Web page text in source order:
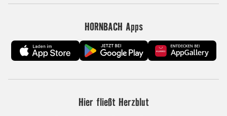
HORNBACH Apps
Hier fließt Herzblut